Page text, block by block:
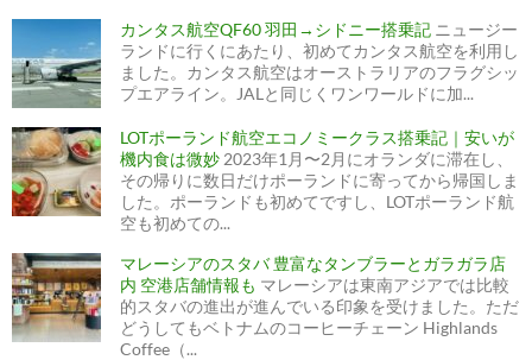
カンタス航空QF60 羽田→シドニー搭乗記 ニュージー
ランドに行くにあたり、初めてカンタス航空を利用し
ました。カンタス航空はオーストラリアのフラグシッ
プエアライン。JALと同じくワンワールドに加...
LOTポーランド航空エコノミークラス搭乗記｜安いが
機内食は微妙 2023年1月〜2月にオランダに滞在し、
その帰りに数日だけポーランドに寄ってから帰国しま
した。ポーランドも初めてですし、LOTポーランド航
空も初めての...
マレーシアのスタバ 豊富なタンブラーとガラガラ店
内 空港店舗情報も マレーシアは東南アジアでは比較
的スタバの進出が進んでいる印象を受けました。ただ
どうしてもベトナムのコーヒーチェーン Highlands
Coffee（...